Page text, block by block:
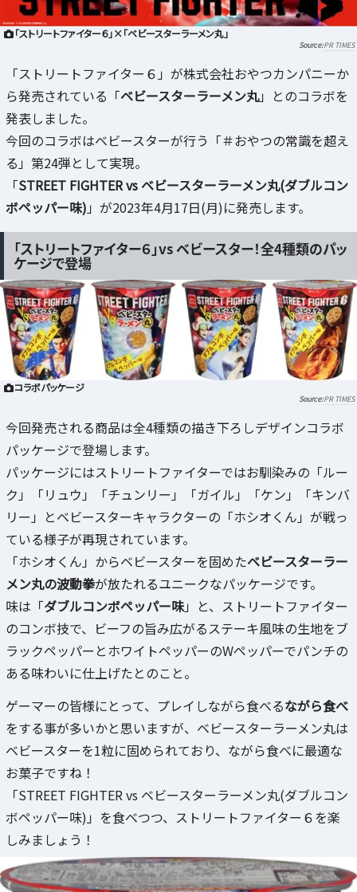
「ストリートファイター６」×「ベビースターラーメン丸」
PR TIMES
「ストリートファイター６」が株式会社おやつカンパニーか
ら発売されている「ベビースターラーメン丸」とのコラボを
発表しました。
今回のコラボはベビースターが行う「＃おやつの常識を超え
る」第24弾として実現。
「STREET FIGHTER vs ベビースターラーメン丸(ダブルコン
ボペッパー味) 」が2023年4月17日(月)に発売します。
「ストリートファイター６」vs ベビースター！全4種類のパッ
ケージで登場
コラボパッケージ
PR TIMES
今回発売される商品は全4種類の描き下ろしデザインコラボ
パッケージで登場します。
パッケージにはストリートファイターではお馴染みの「ルー
ク」「リュウ」「チュンリー」「ガイル」「ケン」「キンバ
リー」とベビースターキャラクターの「ホシオくん」が戦っ
ている様子が再現されています。
「ホシオくん」からベビースターを固めたベビースターラー
メン丸の波動拳が放たれるユニークなパッケージです。
味は「ダブルコンボペッパー味」と、ストリートファイター
のコンボ技で、ビーフの旨み広がるステーキ風味の生地をブ
ラックペッパーとホワイトペッパーのWペッパーでパンチの
ある味わいに仕上げたとのこと。
ゲーマーの皆様にとって、プレイしながら食べるながら食べ
をする事が多いかと思いますが、ベビースターラーメン丸は
ベビースターを1粒に固められており、ながら食べに最適な
お菓子ですね！
「STREET FIGHTER vs ベビースターラーメン丸(ダブルコン
ボペッパー味)」を食べつつ、ストリートファイター６を楽
しみましょう！